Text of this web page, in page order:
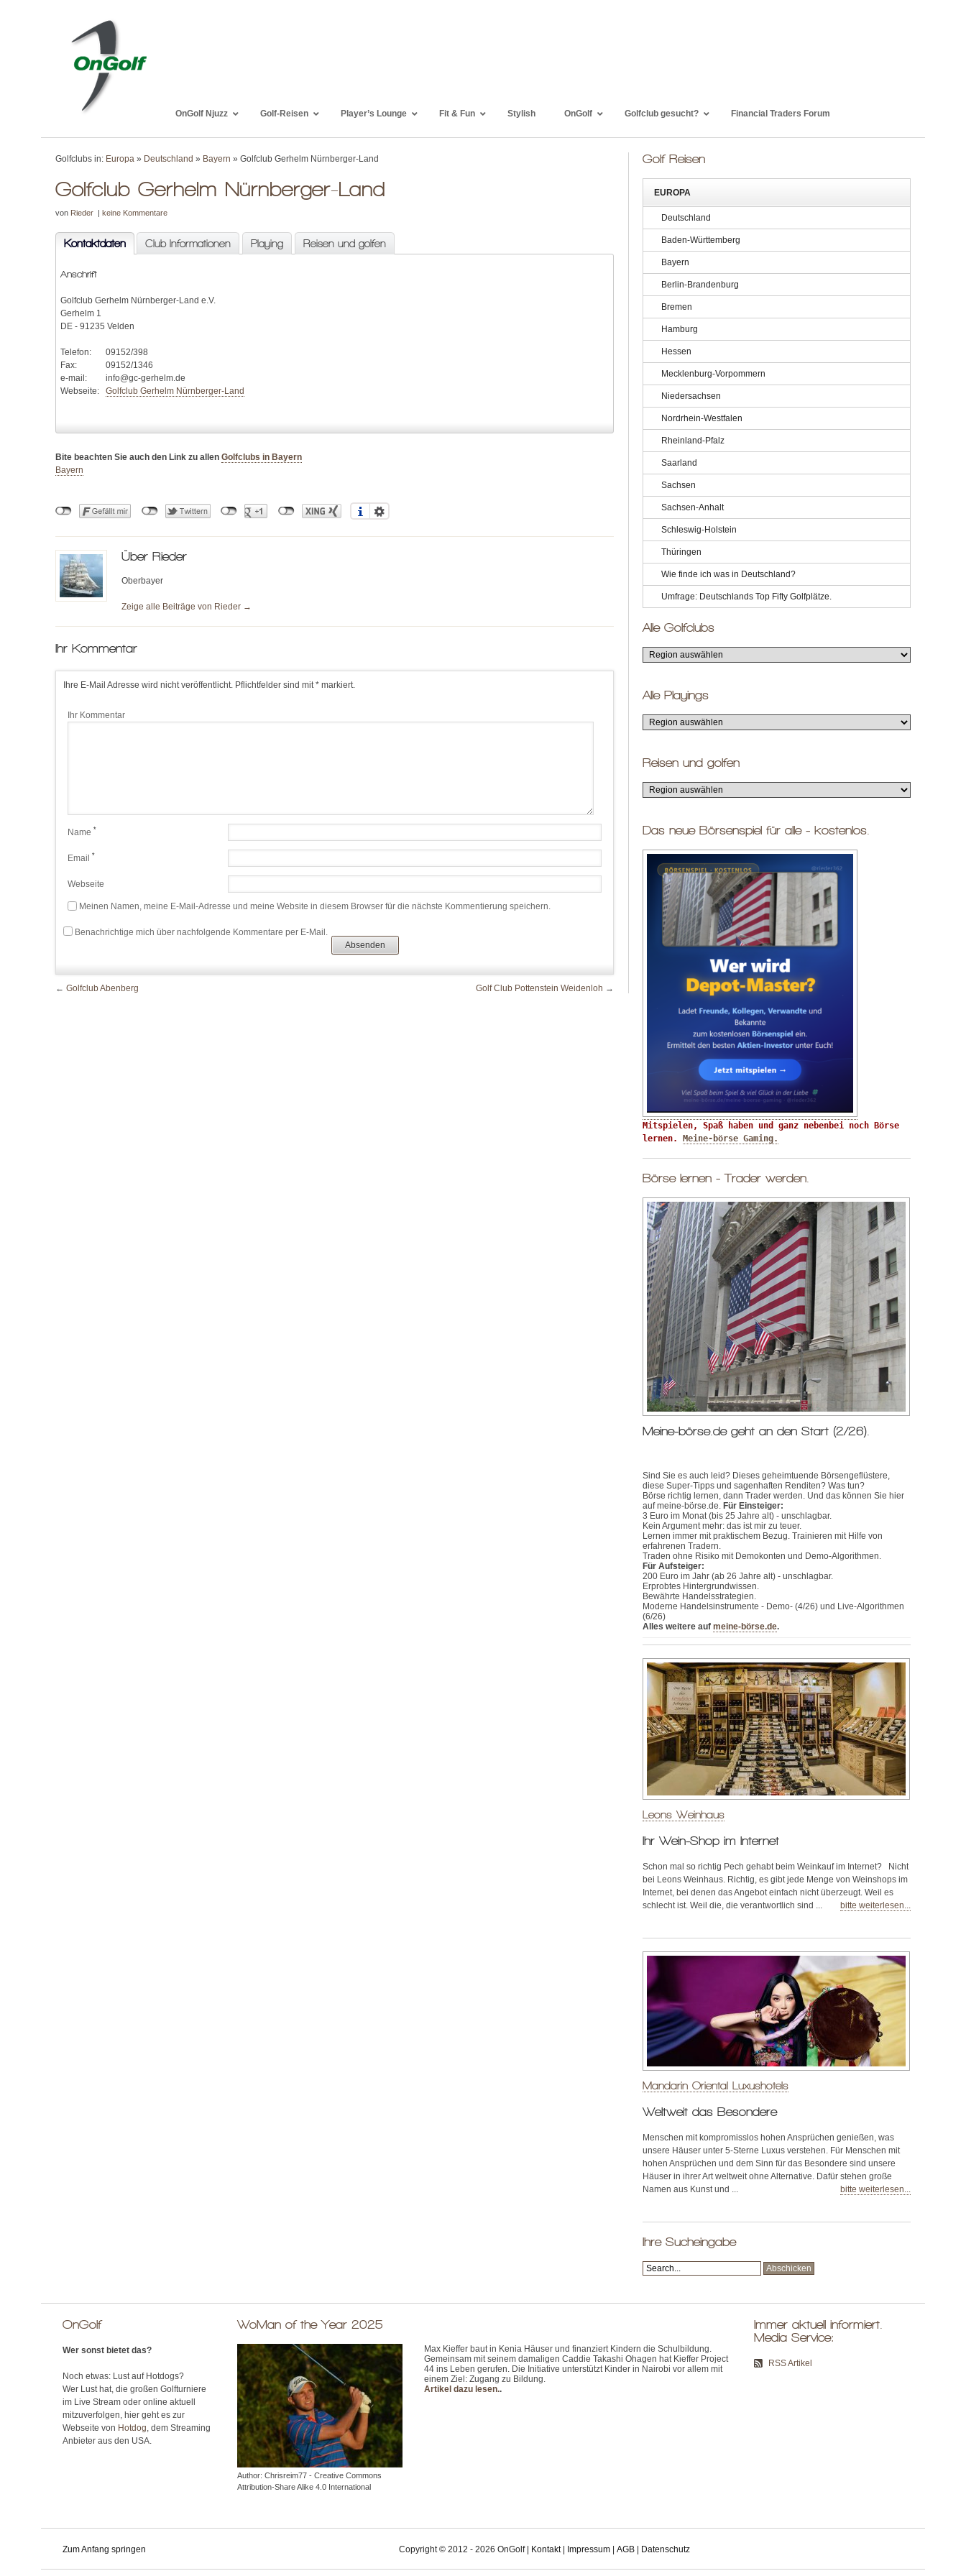
OnGolf Njuzz Golf-Reisen Player’s Lounge Fit & Fun Stylish OnGolf Golfclub gesucht? Financial Traders Forum
Golfclubs in: Europa» Deutschland » Bayern » Golfclub Gerhelm Nürnberger-Land
Golfclub Gerhelm Nürnberger-Land
von Rieder| keine Kommentare
Kontaktdaten Club Informationen Playing Reisen und golfen
Anschrift
Golfclub Gerhelm Nürnberger-Land e.V.
Gerhelm 1
DE - 91235 Velden
Telefon:
09152/398
Fax:
09152/1346
e-mail:
info@gc-gerhelm.de
Webseite:
Golfclub Gerhelm Nürnberger-Land
Bite beachten Sie auch den Link zu allen Golfclubs in Bayern
Bayern
Über Rieder
Oberbayer
Zeige alle Beiträge von Rieder →
Ihr Kommentar
Ihre E-Mail Adresse wird nicht veröffentlicht. Pflichtfelder sind mit * markiert.
Ihr Kommentar
Name *
Email *
Webseite
Meinen Namen, meine E-Mail-Adresse und meine Website in diesem Browser für die nächste Kommentierung speichern.
Benachrichtige mich über nachfolgende Kommentare per E-Mail.
← Golfclub Abenberg Golf Club Pottenstein Weidenloh →
Golf Reisen
EUROPA
Deutschland
Baden-Württemberg
Bayern
Berlin-Brandenburg
Bremen
Hamburg
Hessen
Mecklenburg-Vorpommern
Niedersachsen
Nordrhein-Westfalen
Rheinland-Pfalz
Saarland
Sachsen
Sachsen-Anhalt
Schleswig-Holstein
Thüringen
Wie finde ich was in Deutschland?
Umfrage: Deutschlands Top Fifty Golfplätze.
Alle Golfclubs
Alle Playings
Reisen und golfen
Das neue Börsenspiel für alle - kostenlos.
Mitspielen, Spaß haben und ganz nebenbei noch Börse
lernen.
Meine-börse Gaming.
Börse lernen - Trader werden.
Meine-börse.de geht an den Start (2/26).
Sind Sie es auch leid? Dieses geheimtuende Börsengeflüstere,
diese Super-Tipps und sagenhaften Renditen? Was tun?
Börse richtig lernen, dann Trader werden. Und das können Sie hier
auf meine-börse.de. Für Einsteiger:
3 Euro im Monat (bis 25 Jahre alt) - unschlagbar.
Kein Argument mehr: das ist mir zu teuer.
Lernen immer mit praktischem Bezug. Trainieren mit Hilfe von
erfahrenen Tradern.
Traden ohne Risiko mit Demokonten und Demo-Algorithmen.
Für Aufsteiger:
200 Euro im Jahr (ab 26 Jahre alt) - unschlagbar.
Erprobtes Hintergrundwissen.
Bewährte Handelsstrategien.
Moderne Handelsinstrumente - Demo- (4/26) und Live-Algorithmen
(6/26)
Alles weitere aufmeine-börse.de.
Leons Weinhaus
Ihr Wein-Shop im Internet
Schon mal so richtig Pech gehabt beim Weinkauf im Internet? Nicht
bei Leons Weinhaus. Richtig, es gibt jede Menge von Weinshops im
Internet, bei denen das Angebot einfach nicht überzeugt. Weil es
schlecht ist. Weil die, die verantwortlich sind ...
bitte weiterlesen...
Mandarin Oriental Luxushotels
Weltweit das Besondere
Menschen mit kompromisslos hohen Ansprüchen genießen, was
unsere Häuser unter 5-Sterne Luxus verstehen. Für Menschen mit
hohen Ansprüchen und dem Sinn für das Besondere sind unsere
Häuser in ihrer Art weltweit ohne Alternative. Dafür stehen große
Namen aus Kunst und ...
bitte weiterlesen...
Ihre Sucheingabe
OnGolf
Wer sonst bietet das?
Noch etwas: Lust auf Hotdogs?
Wer Lust hat, die großen Golfturniere
im Live Stream oder online aktuell
mitzuverfolgen, hier geht es zur
Webseite von Hotdog, dem Streaming
Anbieter aus den USA.
WoMan of the Year 2025
Author: Chrisreim77 - Creative Commons
Attribution-Share Alike 4.0 International
Max Kieffer baut in Kenia Häuser und finanziert Kindern die Schulbildung.
Gemeinsam mit seinem damaligen Caddie Takashi Ohagen hat Kieffer Project
44 ins Leben gerufen. Die Initiative unterstützt Kinder in Nairobi vor allem mit
einem Ziel: Zugang zu Bildung.
Artikel dazu lesen..
Immer aktuell informiert.
Media Service:
RSS Artikel
Zum Anfang springen Copyright © 2012 - 2026 OnGolf | Kontakt| Impressum| AGB| Datenschutz